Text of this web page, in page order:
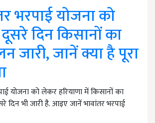
भरपाई योजना को
दिन किसानों का
जारी, जानें क्या है पूरा
योजना को लेकर हरियाणा में किसानों का
भी जारी है. आइए जानें भावांतर भरपाई